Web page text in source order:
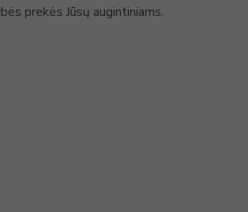
prekės Jūsų augintiniams.